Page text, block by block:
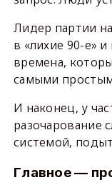
Лидер партии
в «лихие 90-е»
времена,
самыми
И наконец, у
разочарование
системой,
Главное —